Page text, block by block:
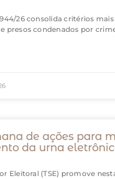
26 consolida critérios mais
presos condenados por
de ações para
da urna
Eleitoral (TSE) promove